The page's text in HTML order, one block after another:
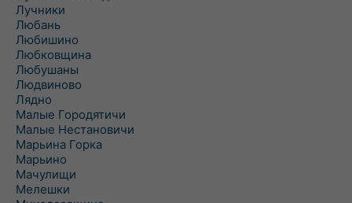
Лучники
Любань
Любишино
Любковщина
Любушаны
Людвиново
Лядно
Малые Городятичи
Малые Нестановичи
Марьина Горка
Марьино
Мачулищи
Мелешки